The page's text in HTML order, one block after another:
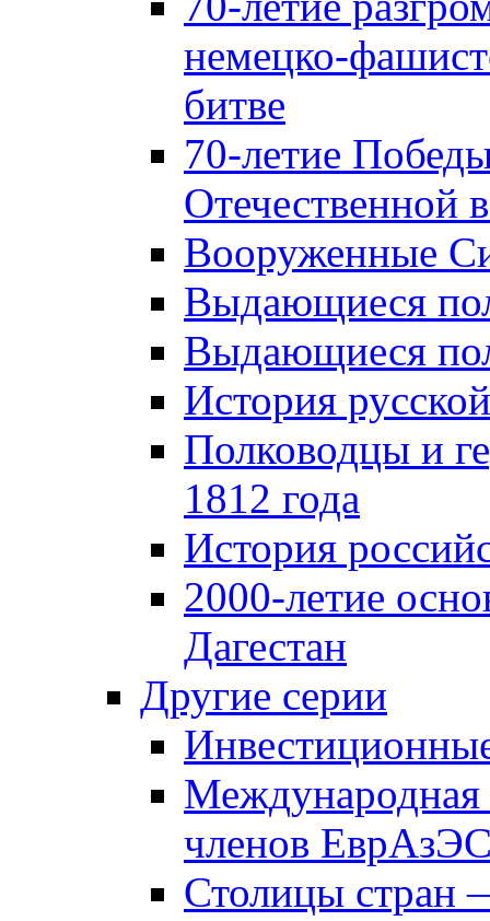
немецко-
битве
70-летие
Отечественной
Вооруженные
Выдающиеся
Выдающиеся
История
Полководцы и
1812 года
История
2000-летие
Дагестан
Другие серии
Международная
членов
Столицы стран